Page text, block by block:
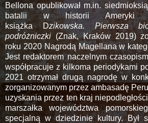
Bellona opublikował m.in.
batalii w historii Ameryki
książka Dzikowska. Pierwsza
podróżniczki (Znak, Kraków 2019)
roku 2020 Nagrodą Magellana w
Jest redaktorem naczelnym
współpracuje z kilkoma periodykami
2021 otrzymał drugą nagrodę w
zorganizowanym przez ambasadę
uzyskania przez ten kraj
marszałka województwa
specjalną w dziedzinie kultury. Był